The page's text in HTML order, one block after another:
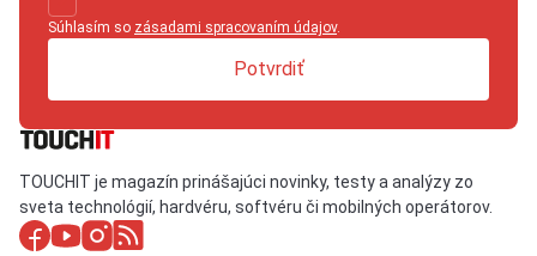
Súhlasím so zásadami spracovaním údajov.
Potvrdiť
TOUCHIT je magazín prinášajúci novinky, testy a analýzy zo
sveta technológií, hardvéru, softvéru či mobilných operátorov.